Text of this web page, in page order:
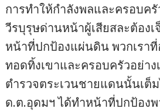
การทำให้กำลังพลและครอบค
วีรบุรุษด่านหน้าผู้เสียสละต้อง
หน้าที่ปกป้องแผ่นดิน พวกเรา
ทอดทิ้งเขาและครอบครัวอย่า
ตำรวจตระเวนชายแดนนั้นเต็
ด.ต.อุดมฯ ได้ทำหน้าที่ปกป้องพ